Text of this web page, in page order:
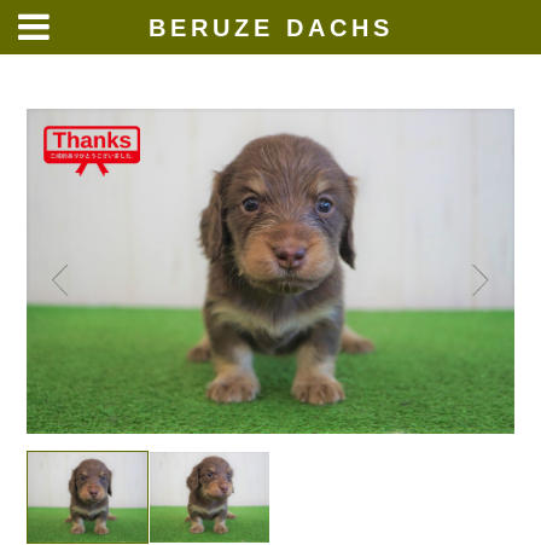
content
BERUZE DACHS